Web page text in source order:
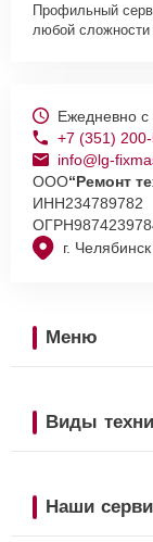
Профильный
любой сложности
г.
Ежедневно
+7 (351)
info@lg-
ООО“Ремонт
ИНН234789782
ОГРН
Меню
Виды
Наши